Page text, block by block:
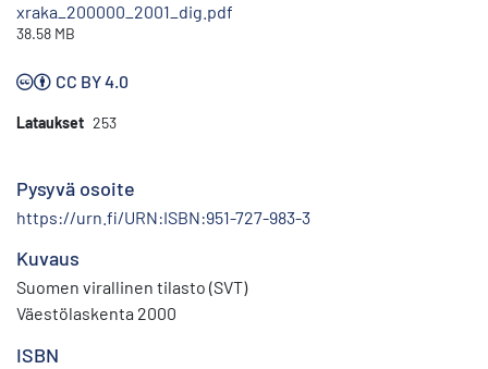
xraka_200000_2001_dig.pdf
38.58 MB
CC BY 4.0
Lataukset 253
Pysyvä osoite
https://urn.fi/URN:ISBN:951-727-983-3
Kuvaus
Suomen virallinen tilasto (SVT)
Väestölaskenta 2000
ISBN